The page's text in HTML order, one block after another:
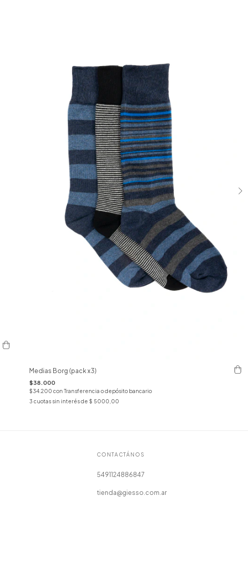
Medias Borg (pack x3)
$38.000
$34.200 con Transferencia o depósito bancario
3 cuotas sin interés de $ 5000,00
CONTACTÁNOS
5491124886847
tienda@giesso.com.ar